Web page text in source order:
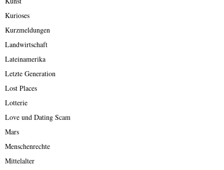
Kurioses
Kurzmeldungen
Landwirtschaft
Lateinamerika
Letzte Generation
Lost Places
Lotterie
Love und Dating Scam
Mars
Menschenrechte
Mittelalter